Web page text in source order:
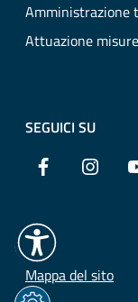
Amministrazione
Attuazione
SEGUICI SU
Facebook
Mappa del sito